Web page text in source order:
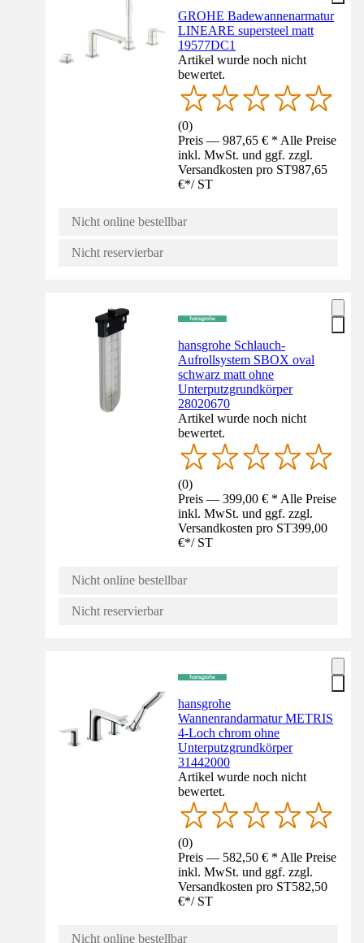
GROHE Badewannenarmatur
LINEARE supersteel matt
19577DC1
Artikel wurde noch nicht
bewertet.
(0)
Preis — 987,65 € * Alle Preise
inkl. MwSt. und ggf. zzgl.
Versandkosten pro ST987,65
€*/ ST
Nicht online bestellbar
Nicht reservierbar
hansgrohe Schlauch-
Aufrollsystem SBOX oval
schwarz matt ohne
Unterputzgrundkörper
28020670
Artikel wurde noch nicht
bewertet.
(0)
Preis — 399,00 € * Alle Preise
inkl. MwSt. und ggf. zzgl.
Versandkosten pro ST399,00
€*/ ST
Nicht online bestellbar
Nicht reservierbar
hansgrohe
Wannenrandarmatur METRIS
4-Loch chrom ohne
Unterputzgrundkörper
31442000
Artikel wurde noch nicht
bewertet.
(0)
Preis — 582,50 € * Alle Preise
inkl. MwSt. und ggf. zzgl.
Versandkosten pro ST582,50
€*/ ST
Nicht online bestellbar